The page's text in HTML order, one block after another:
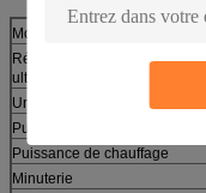
Modèle
Réservoir de nettoyage
ultrasonique
Un réservoir plus sec
Puissance ultrasonique
Puissance de chauffage
Minuterie